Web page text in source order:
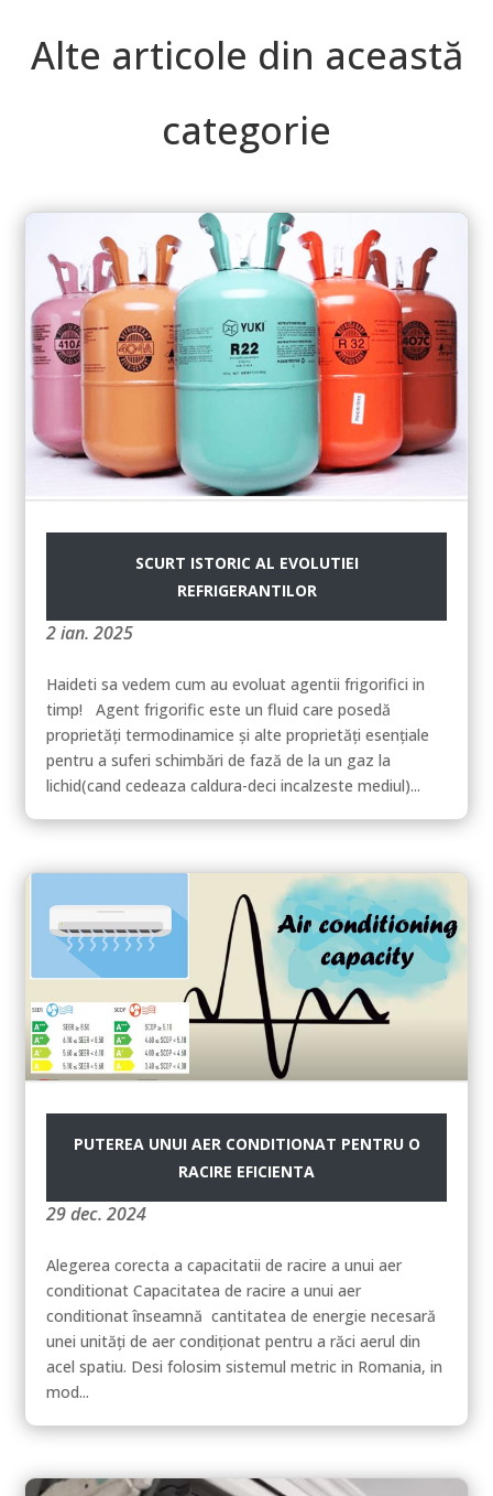
Alte articole din această
categorie
SCURT ISTORIC AL EVOLUTIEI
REFRIGERANTILOR
2 ian. 2025
Haideti sa vedem cum au evoluat agentii frigorifici in
timp! Agent frigorific este un fluid care posedă
proprietăți termodinamice și alte proprietăți esențiale
pentru a suferi schimbări de fază de la un gaz la
lichid(cand cedeaza caldura-deci incalzeste mediul)...
PUTEREA UNUI AER CONDITIONAT PENTRU O
RACIRE EFICIENTA
29 dec. 2024
Alegerea corecta a capacitatii de racire a unui aer
conditionat Capacitatea de racire a unui aer
conditionat înseamnă cantitatea de energie necesară
unei unități de aer condiționat pentru a răci aerul din
acel spatiu. Desi folosim sistemul metric in Romania, in
mod...